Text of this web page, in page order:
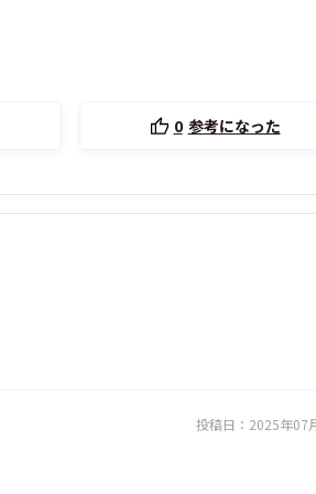
0 参考になった
投稿日： 2025年07